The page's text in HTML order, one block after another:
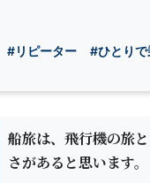
#リピーター
#ひとりで
船旅は、飛行機の旅
さがあると思います。